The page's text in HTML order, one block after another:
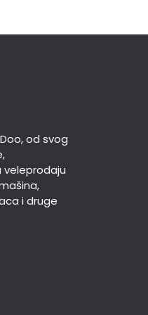
od svog
veleprodaju
i druge